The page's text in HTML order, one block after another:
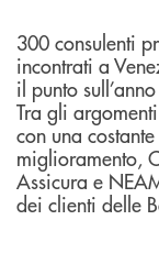
300 consulenti
incontrati a
il punto
Tra gli
con una
miglioramento,
Assicura e
dei clienti delle